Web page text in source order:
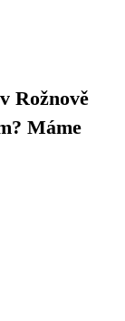
Rožnově
Máme